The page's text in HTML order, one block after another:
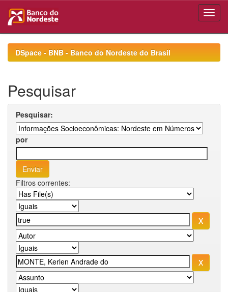
navigationDSpace - BNB - Banco do Nordeste do Brasil
Pesquisar
Pesquisar:
por
Filtros correntes: